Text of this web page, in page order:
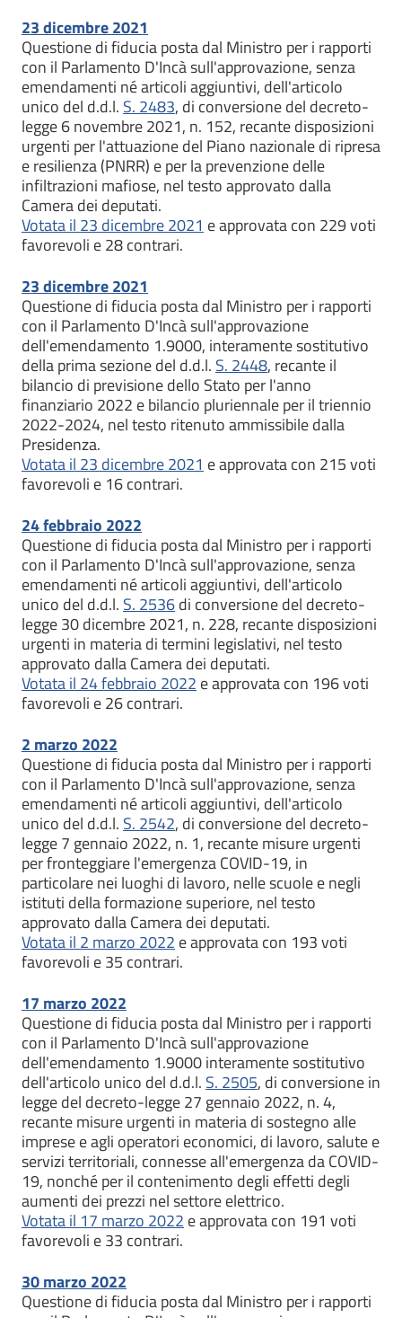
23 dicembre 2021
Questione di fiducia posta dal Ministro per i rapporti
con il Parlamento D'Incà sull'approvazione, senza
emendamenti né articoli aggiuntivi, dell'articolo
unico del d.d.l. S. 2483, di conversione del decreto-
legge 6 novembre 2021, n. 152, recante disposizioni
urgenti per l'attuazione del Piano nazionale di ripresa
e resilienza (PNRR) e per la prevenzione delle
infiltrazioni mafiose, nel testo approvato dalla
Camera dei deputati.
Votata il 23 dicembre 2021 e approvata con 229 voti
favorevoli e 28 contrari.
23 dicembre 2021
Questione di fiducia posta dal Ministro per i rapporti
con il Parlamento D'Incà sull'approvazione
dell'emendamento 1.9000, interamente sostitutivo
della prima sezione del d.d.l. S. 2448, recante il
bilancio di previsione dello Stato per l'anno
finanziario 2022 e bilancio pluriennale per il triennio
2022-2024, nel testo ritenuto ammissibile dalla
Presidenza.
Votata il 23 dicembre 2021 e approvata con 215 voti
favorevoli e 16 contrari.
24 febbraio 2022
Questione di fiducia posta dal Ministro per i rapporti
con il Parlamento D'Incà sull'approvazione, senza
emendamenti né articoli aggiuntivi, dell'articolo
unico del d.d.l. S. 2536di conversione del decreto-
legge 30 dicembre 2021, n. 228, recante disposizioni
urgenti in materia di termini legislativi, nel testo
approvato dalla Camera dei deputati.
Votata il 24 febbraio 2022 e approvata con 196 voti
favorevoli e 26 contrari.
2 marzo 2022
Questione di fiducia posta dal Ministro per i rapporti
con il Parlamento D'Incà sull'approvazione, senza
emendamenti né articoli aggiuntivi, dell'articolo
unico del d.d.l. S. 2542, di conversione del decreto-
legge 7 gennaio 2022, n. 1, recante misure urgenti
per fronteggiare l'emergenza COVID-19, in
particolare nei luoghi di lavoro, nelle scuole e negli
istituti della formazione superiore, nel testo
approvato dalla Camera dei deputati.
Votata il 2 marzo 2022 e approvata con 193 voti
favorevoli e 35 contrari.
17 marzo 2022
Questione di fiducia posta dal Ministro per i rapporti
con il Parlamento D'Incà sull'approvazione
dell'emendamento 1.9000 interamente sostitutivo
dell'articolo unico del d.d.l. S. 2505, di conversione in
legge del decreto-legge 27 gennaio 2022, n. 4,
recante misure urgenti in materia di sostegno alle
imprese e agli operatori economici, di lavoro, salute e
servizi territoriali, connesse all'emergenza da COVID-
19, nonché per il contenimento degli effetti degli
aumenti dei prezzi nel settore elettrico.
Votata il 17 marzo 2022 e approvata con 191 voti
favorevoli e 33 contrari.
30 marzo 2022
Questione di fiducia posta dal Ministro per i rapporti